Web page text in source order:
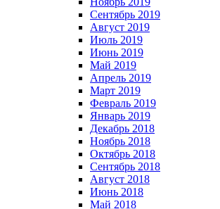
Сентябрь 2019
Август 2019
Июль 2019
Июнь 2019
Май 2019
Апрель 2019
Март 2019
Февраль 2019
Январь 2019
Декабрь 2018
Ноябрь 2018
Октябрь 2018
Сентябрь 2018
Август 2018
Июнь 2018
Май 2018